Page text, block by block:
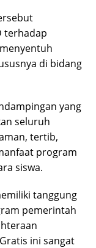
terhadap
di bidang
yang
seluruh
tertib,
program
siswa.
tanggung
pemerintah
ini sangat